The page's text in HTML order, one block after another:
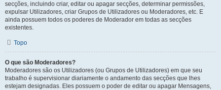
secções, incluindo criar, editar ou apagar secções, determinar permissões,
expulsar Utilizadores, criar Grupos de Utilizadores ou Moderadores, etc. E
ainda possuem todos os poderes de Moderador em todas as secções
existentes.
Topo
O que são Moderadores?
Moderadores são os Utilizadores (ou Grupos de Utilizadores) em que seu
trabalho é supervisionar diariamente o andamento das secções que lhes
estejam designadas. Eles possuem o poder de editar ou apagar Mensagens,